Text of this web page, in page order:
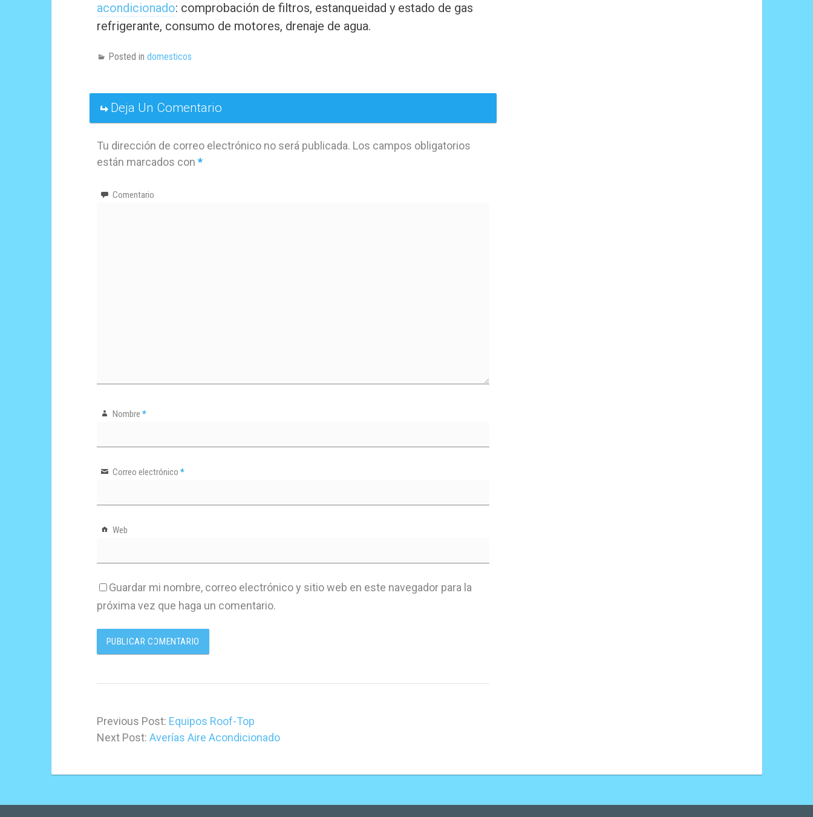
acondicionado: comprobación de filtros, estanqueidad y estado de gas
refrigerante, consumo de motores, drenaje de agua.
Posted in domesticos
Deja Un Comentario
Tu dirección de correo electrónico no será publicada. Los campos obligatorios
están marcados con *
Comentario
Nombre *
Correo electrónico *
Web
Guardar mi nombre, correo electrónico y sitio web en este navegador para la
próxima vez que haga un comentario.
Previous Post: Equipos Roof-Top
Next Post: Averías Aire Acondicionado